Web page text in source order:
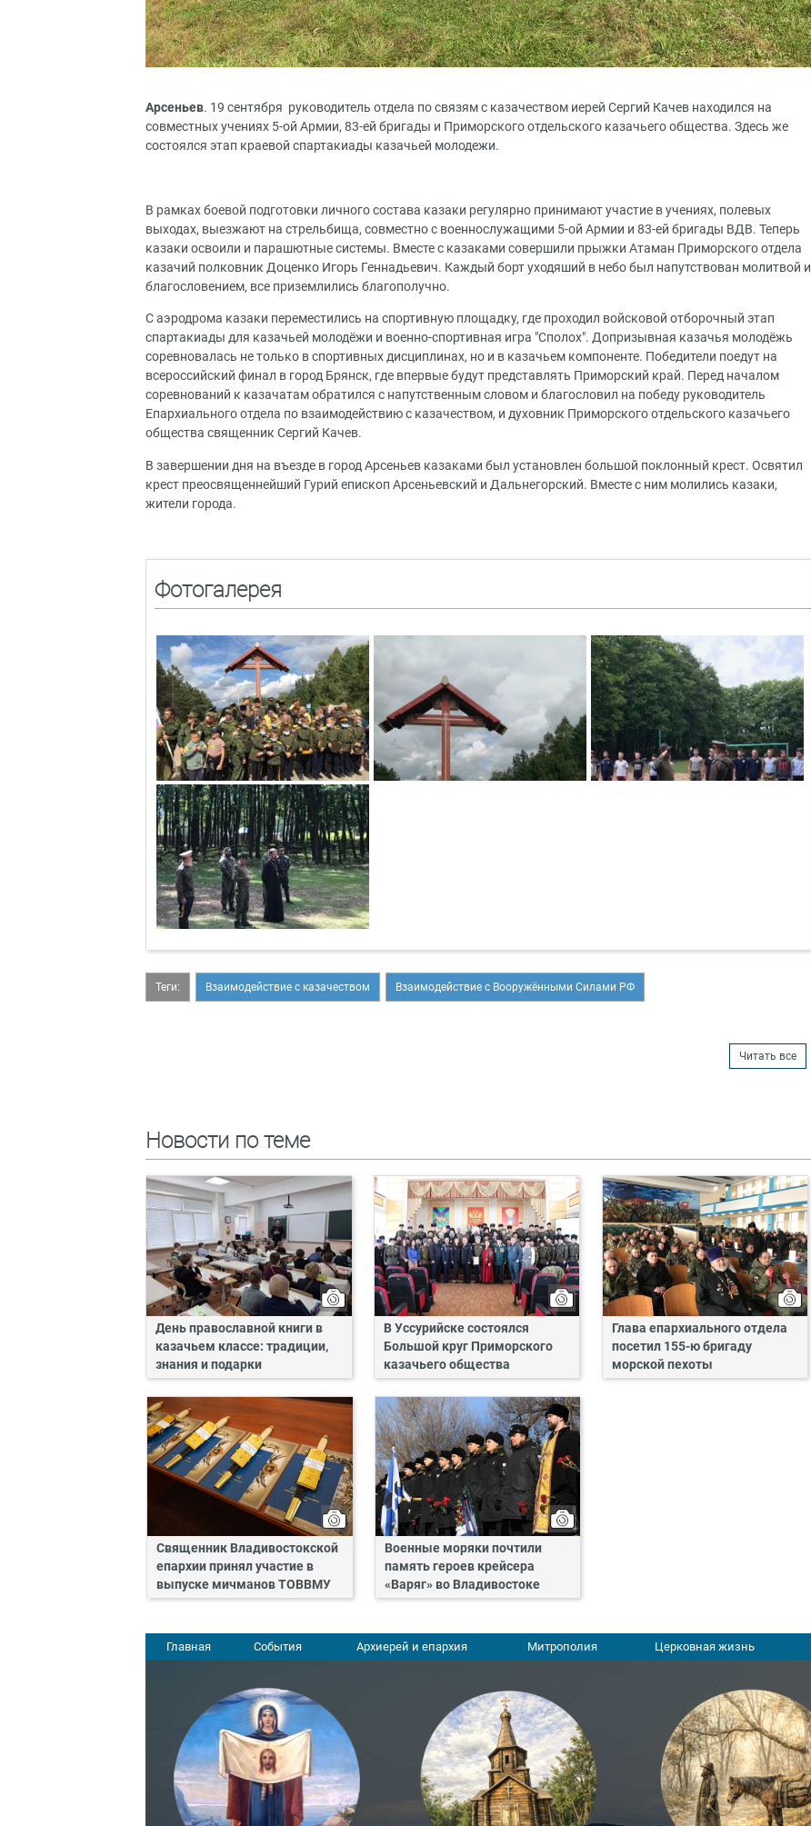
Арсеньев. 19 сентября руководитель отдела по связям с казачеством иерей Сергий Качев находился на
совместных учениях 5-ой Армии, 83-ей бригады и Приморского отдельского казачьего общества. Здесь же
состоялся этап краевой спартакиады казачьей молодежи.
В рамках боевой подготовки личного состава казаки регулярно принимают участие в учениях, полевых
выходах, выезжают на стрельбища, совместно с военнослужащими 5-ой Армии и 83-ей бригады ВДВ. Теперь
казаки освоили и парашютные системы. Вместе с казаками совершили прыжки Атаман Приморского отдела
казачий полковник Доценко Игорь Геннадьевич. Каждый борт уходяший в небо был напутствован молитвой и
благословением, все приземлились благополучно.
С аэродрома казаки переместились на спортивную площадку, где проходил войсковой отборочный этап
спартакиады для казачьей молодёжи и военно-спортивная игра "Сполох". Допризывная казачья молодёжь
соревновалась не только в спортивных дисциплинах, но и в казачьем компоненте. Победители поедут на
всероссийский финал в город Брянск, где впервые будут представлять Приморский край. Перед началом
соревнований к казачатам обратился с напутственным словом и благословил на победу руководитель
Епархиального отдела по взаимодействию с казачеством, и духовник Приморского отдельского казачьего
общества священник Сергий Качев.
В завершении дня на въезде в город Арсеньев казаками был установлен большой поклонный крест. Освятил
крест преосвященнейший Гурий епископ Арсеньевский и Дальнегорский. Вместе с ним молились казаки,
жители города.
Фотогалерея
Теги: Взаимодействие с казачеством Взаимодействие с Вооружёнными Силами РФ
Читать все
Новости по теме
День православной книги в
казачьем классе: традиции,
знания и подарки
В Уссурийске состоялся
Большой круг Приморского
казачьего общества
Глава епархиального отдела
посетил 155-ю бригаду
морской пехоты
Священник Владивостокской
епархии принял участие в
выпуске мичманов ТОВВМУ
Военные моряки почтили
память героев крейсера
«Варяг» во Владивостоке
Главная События Архиерей и епархия Митрополия Церковная жизнь